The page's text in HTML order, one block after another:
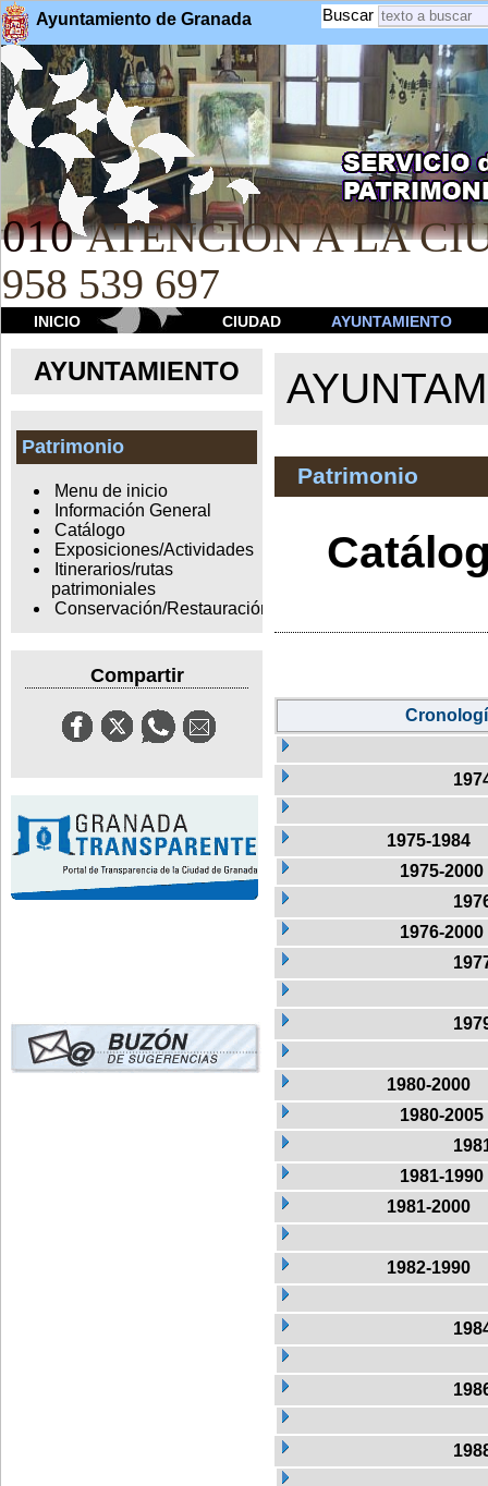
Ayuntamiento de Granada Buscar
010 ATENCION A LA
958 539 697
INICIO CIUDAD AYUNTAMIENTO
AYUNTAMIENTO
Patrimonio
Menu de inicio
Información General
Catálogo
Exposiciones/Actividades
Itinerarios/rutas
patrimoniales
Conservación/Restauración
Compartir
Patrimonio
1975-1984
1975-2000
1976-2000
1980-2000
1980-2005
1981-1990
1981-2000
1982-1990